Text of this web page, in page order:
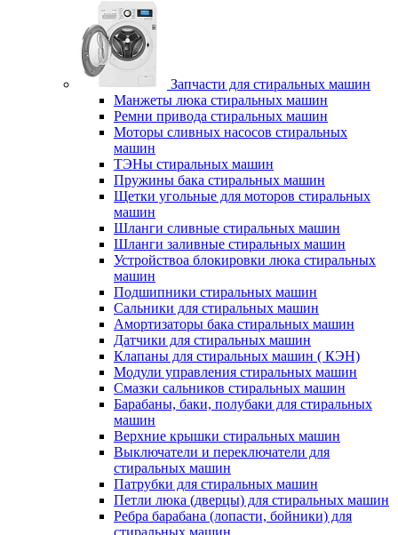
Запчасти для стиральных машин
Манжеты люка стиральных машин
Ремни привода стиральных машин
Моторы сливных насосов стиральных
машин
ТЭНы стиральных машин
Пружины бака стиральных машин
Щетки угольные для моторов стиральных
машин
Шланги сливные стиральных машин
Шланги заливные стиральных машин
Устройствоа блокировки люка стиральных
машин
Подшипники стиральных машин
Сальники для стиральных машин
Амортизаторы бака стиральных машин
Датчики для стиральных машин
Клапаны для стиральных машин ( КЭН)
Модули управления стиральных машин
Смазки сальников стиральных машин
Барабаны, баки, полубаки для стиральных
машин
Верхние крышки стиральных машин
Выключатели и переключатели для
стиральных машин
Патрубки для стиральных машин
Петли люка (дверцы) для стиральных машин
Ребра барабана (лопасти, бойники) для
стиральных машин